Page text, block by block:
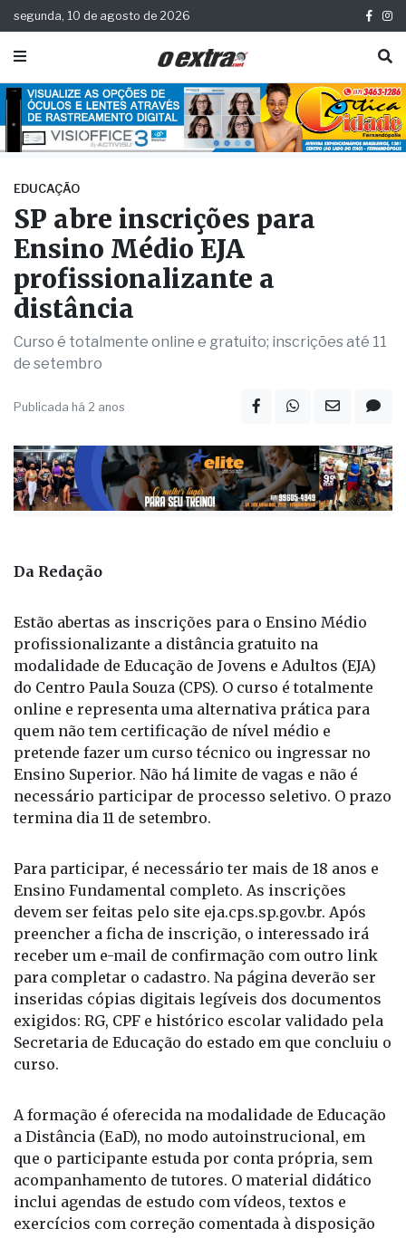
segunda, 10 de agosto de 2026
EDUCAÇÃO
SP abre inscrições para
Ensino Médio EJA
profissionalizante a
distância
Curso é totalmente online e gratuito; inscrições até 11
Estão abertas as inscrições para o Ensino Médio
profissionalizante a distância gratuito na
modalidade de Educação de Jovens e Adultos (EJA)
do Centro Paula Souza (CPS). O curso é totalmente
online e representa uma alternativa prática para
quem não tem certificação de nível médio e
pretende fazer um curso técnico ou ingressar no
Ensino Superior. Não há limite de vagas e não é
necessário participar de processo seletivo. O prazo
Para participar, é necessário ter mais de 18 anos e
Ensino Fundamental completo. As inscrições
devem ser feitas pelo siteeja.cps.sp.gov.br. Após
preencher a ficha de inscrição, o interessado irá
receber um e-mail de confirmação com outro link
para completar o cadastro. Na página deverão ser
inseridas cópias digitais legíveis dos documentos
exigidos: RG, CPF e histórico escolar validado pela
Secretaria de Educação do estado em que concluiu o
A formação é oferecida na modalidade de Educação
a Distância (EaD), no modo autoinstrucional, em
que o participante estuda por conta própria, sem
acompanhamento de tutores. O material didático
inclui agendas de estudo com vídeos, textos e